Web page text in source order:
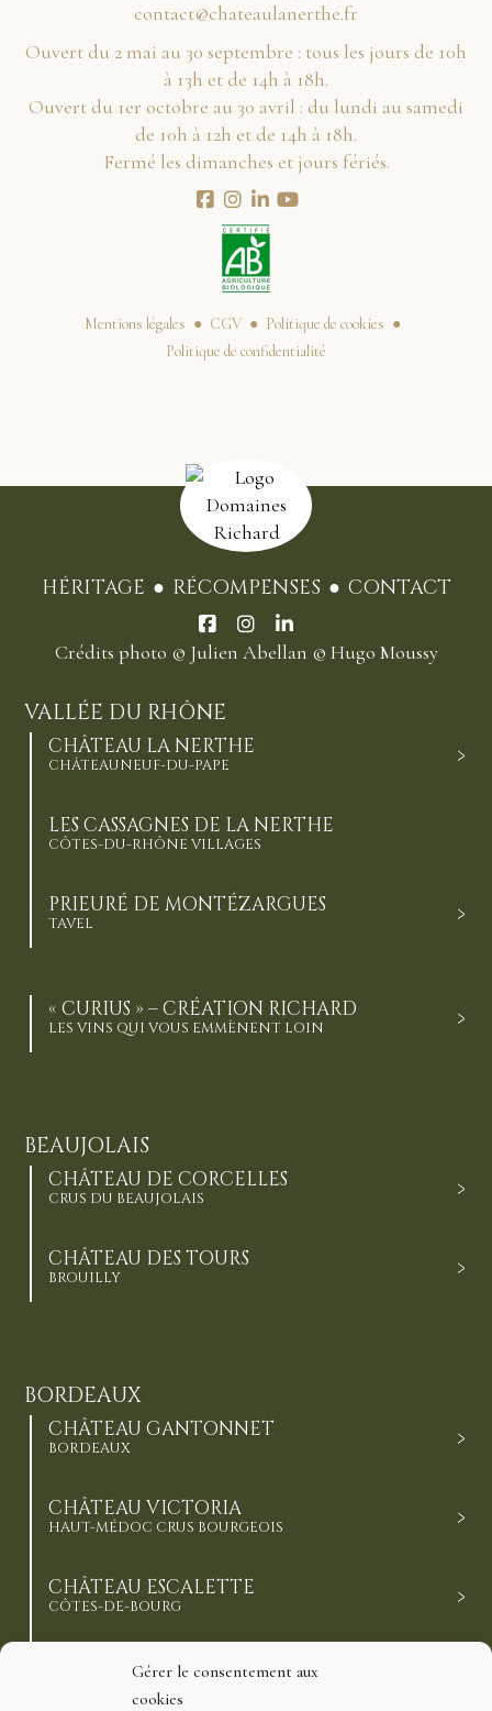
Gérer le consentement aux
cookies
rf.ehtrenaluaetahc@tcatnoc
Ouvert du 2 mai au 30 septembre : tous les jours de 10h
à 13h et de 14h à 18h.
Ouvert du 1er octobre au 30 avril : du lundi au samedi
de 10h à 12h et de 14h à 18h.
Fermé les dimanches et jours fériés.
Mentions légales CGV
Politique de cookies
Politique de confidentialité
HÉRITAGE RÉCOMPENSES CONTACT
Crédits photo © Julien Abellan © Hugo Moussy
VALLÉE DU RHÔNE
CHÂTEAU LA NERTHE
CHÂTEAUNEUF-DU-PAPE
LES CASSAGNES DE LA NERTHE
CÔTES-DU-RHÔNE VILLAGES
PRIEURÉ DE MONTÉZARGUES
TAVEL
« CURIUS » – CRÉATION RICHARD
LES VINS QUI VOUS EMMÈNENT LOIN
BEAUJOLAIS
CHÂTEAU DE CORCELLES
CRUS DU BEAUJOLAIS
CHÂTEAU DES TOURS
BROUILLY
BORDEAUX
CHÂTEAU GANTONNET
BORDEAUX
CHÂTEAU VICTORIA
HAUT-MÉDOC CRUS BOURGEOIS
CHÂTEAU ESCALETTE
CÔTES-DE-BOURG
CHÂTEAU DE BARBE